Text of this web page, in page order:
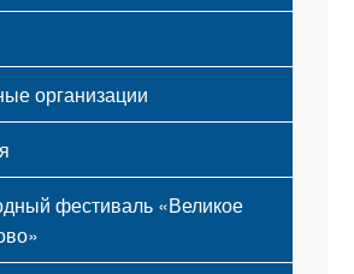
организации
фестиваль «Великое